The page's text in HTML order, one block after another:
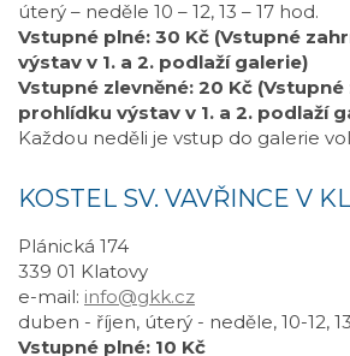
úterý – neděle 10 – 12, 13 – 17 hod.
Vstupné plné: 30 Kč (Vstupné
výstav v 1. a 2. podlaží galerie)
Vstupné zlevněné: 20 Kč
prohlídku výstav v 1. a 2. podlaží
Každou neděli je vstup do galerie
KOSTEL SV. VAVŘINCE V
Plánická 174
339 01 Klatovy
e-mail: info@gkk.cz
duben - říjen, úterý - neděle, 10-12,
Vstupné plné: 10 Kč